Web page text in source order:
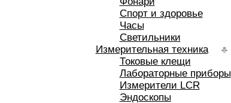
Спорт и здоровье
Часы
Светильники
Измерительная техника
Токовые клещи
Лабораторные приборы
Измерители LCR
Эндоскопы